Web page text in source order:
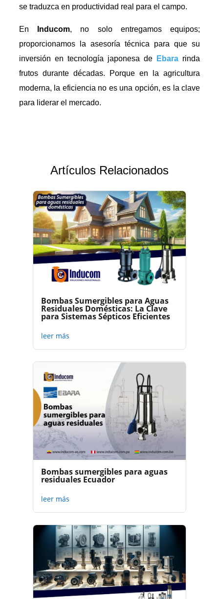
se traduzca en productividad real para el campo.
En Inducom, no solo entregamos equipos;
proporcionamos la asesoría técnica para que su
inversión en tecnología japonesa de
Ebara rinda
frutos durante décadas. Porque en la agricultura
moderna, la eficiencia no es una opción, es la clave
para liderar el mercado.
Artículos Relacionados
Bombas Sumergibles para Aguas
Residuales Domésticas: La Clave
para Sistemas Sépticos Eficientes
leer más
Bombas sumergibles para aguas
residuales Ecuador
leer más